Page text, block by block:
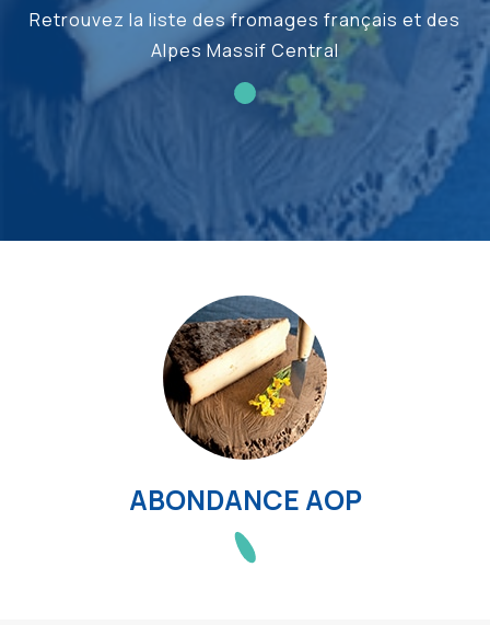
Retrouvez la liste des fromages français et des
Alpes Massif Central
ABONDANCE AOP